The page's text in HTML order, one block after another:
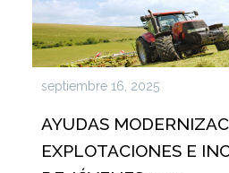
septiembre 16, 2025
AYUDAS
EXPLOTACIONES E